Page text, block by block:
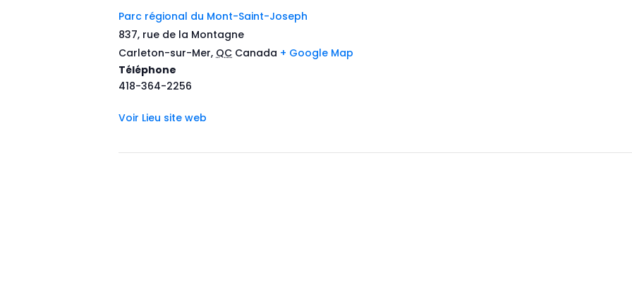
Parc régional du Mont-Saint-Joseph
837, rue de la Montagne
Carleton-sur-Mer, QC Canada + Google Map
Téléphone
418-364-2256
Voir Lieu site web